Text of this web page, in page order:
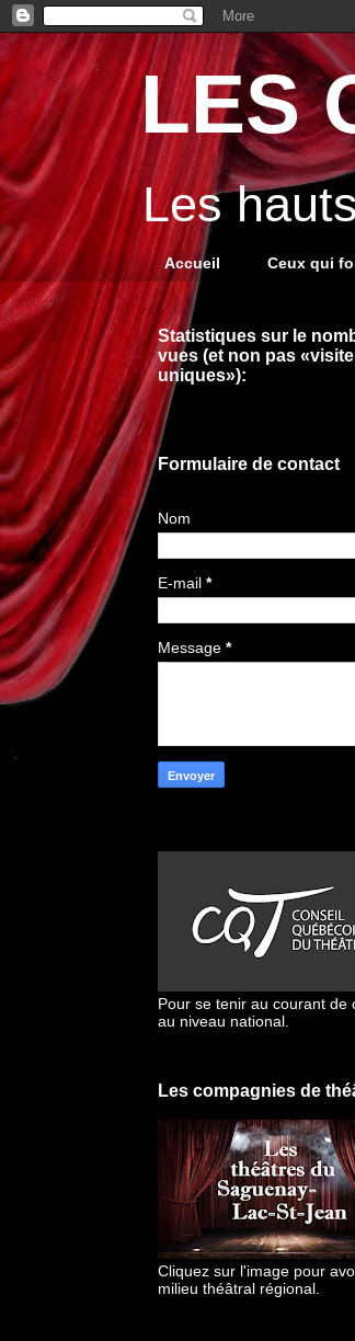
LES
Les
Accueil Ceux qui
Statistiques sur le
vues (et non pas
uniques»):
Formulaire de contact
Nom
E-mail *
Message *
Pour se tenir au courant de
au niveau national.
Les compagnies de
Cliquez sur l'image pour
milieu théâtral régional.